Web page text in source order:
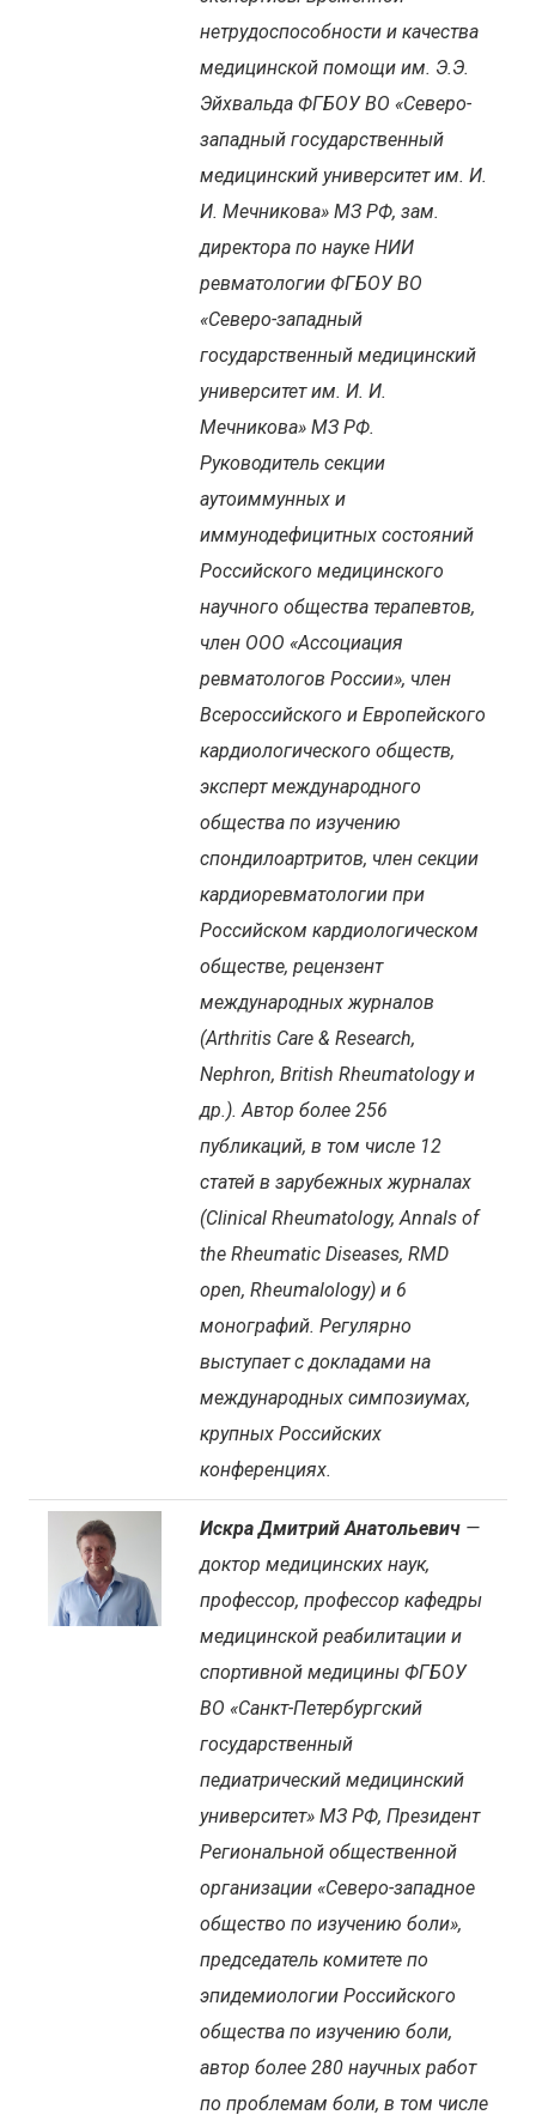
нетрудоспособности и качества
медицинской помощи им. Э.Э.
Эйхвальда ФГБОУ ВО «Северо-
западный государственный
медицинский университет им. И.
И. Мечникова» МЗ РФ, зам.
директора по науке НИИ
ревматологии ФГБОУ ВО
«Северо-западный
государственный медицинский
университет им. И. И.
Мечникова» МЗ РФ.
Руководитель секции
аутоиммунных и
иммунодефицитных состояний
Российского медицинского
научного общества терапевтов,
член ООО «Ассоциация
ревматологов России», член
Всероссийского и Европейского
кардиологического обществ,
эксперт международного
общества по изучению
спондилоартритов, член секции
кардиоревматологии при
Российском кардиологическом
обществе, рецензент
международных журналов
(Arthritis Care & Research,
Nephron, British Rheumatology и
др.). Автор более 256
публикаций, в том числе 12
статей в зарубежных журналах
(Clinical Rheumatology, Annals of
the Rheumatic Diseases, RMD
open, Rheumalology) и 6
монографий. Регулярно
выступает с докладами на
международных симпозиумах,
крупных Российских
конференциях.
Искра Дмитрий Анатольевич —
доктор медицинских наук,
профессор, профессор кафедры
медицинской реабилитации и
спортивной медицины ФГБОУ
ВО «Санкт-Петербургский
государственный
педиатрический медицинский
университет» МЗ РФ, Президент
Региональной общественной
организации «Северо-западное
общество по изучению боли»,
председатель комитете по
эпидемиологии Российского
общества по изучению боли,
автор более 280 научных работ
по проблемам боли, в том числе